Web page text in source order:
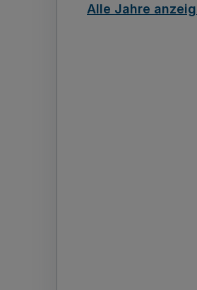
Alle Jahre